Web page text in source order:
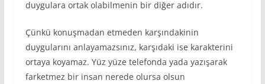
duygulara ortak olabilmenin bir diğer adıdır.
Çünkü konuşmadan etmeden karşındakinin
duygularını anlayamazsınız, karşıdaki ise karakterini
ortaya koyamaz. Yüz yüze telefonda yada yazışarak
farketmez bir insan nerede olursa olsun